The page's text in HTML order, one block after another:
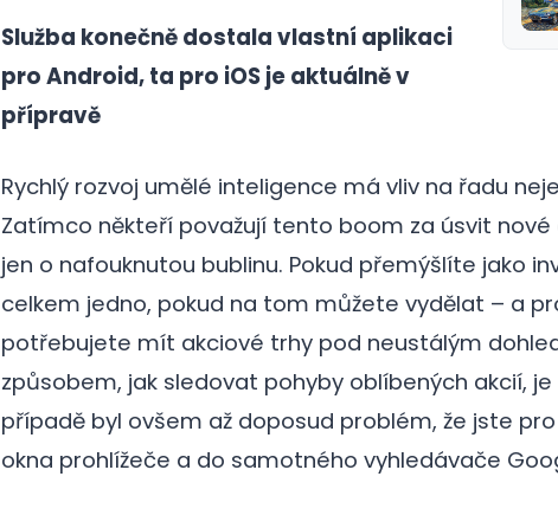
Služba konečně dostala vlastní aplikaci
pro Android, ta pro iOS je aktuálně v
přípravě
Rychlý rozvoj umělé inteligence má vliv na řadu
Zatímco někteří považují tento boom za úsvit nové
jen o nafouknutou bublinu. Pokud přemýšlíte jako
celkem jedno, pokud na tom můžete vydělat – a
potřebujete mít akciové trhy pod neustálým
způsobem, jak sledovat pohyby oblíbených akcií,
případě byl ovšem až doposud problém, že jste
okna prohlížeče a do samotného vyhledávače